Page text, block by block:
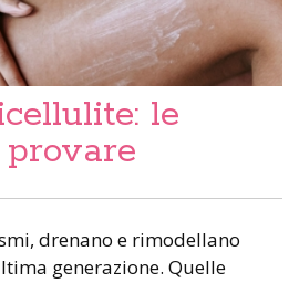
le
drenano e rimodellano
generazione. Quelle